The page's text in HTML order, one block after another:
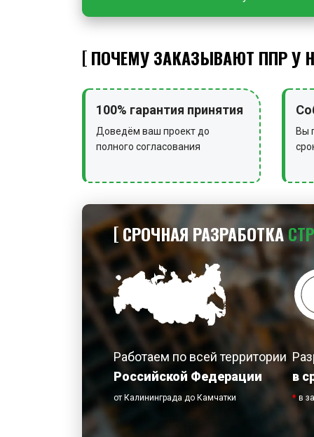
ПОЧЕМУ ЗАКАЗЫВАЮТ ППР У
100% гарантия принятия
Доведём ваш проект до
полного согласования
Вы
СРОЧНАЯ РАЗРАБОТКА
Работаем по всей территории
Российской Федерации
от Калининграда до Камчатки
в
* в